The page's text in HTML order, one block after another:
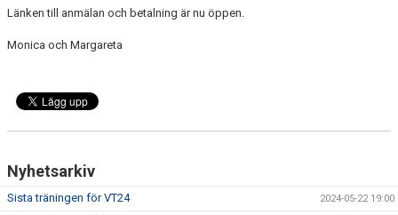
Länken till anmälan och betalning är nu öppen.
Monica och Margareta
Nyhetsarkiv
Sista träningen för VT24 2024-05-22 19:00